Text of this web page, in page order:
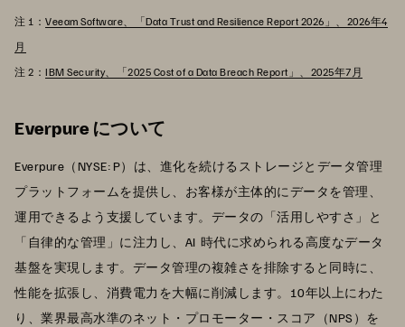
注 1： Veeam Software、「Data Trust and Resilience Report 2026」、2026年4
月
注 2： IBM Security、「2025 Cost of a Data Breach Report」、2025年7月
Everpure について
Everpure（NYSE: P）は、進化を続けるストレージとデータ管理
プラットフォームを提供し、お客様が主体的にデータを管理、
運用できるよう支援しています。データの「活用しやすさ」と
「自律的な管理」に注力し、AI 時代に求められる高度なデータ
基盤を実現します。データ管理の複雑さを排除すると同時に、
性能を拡張し、消費電力を大幅に削減します。10年以上にわた
り、業界最高水準のネット・プロモーター・スコア（NPS）を